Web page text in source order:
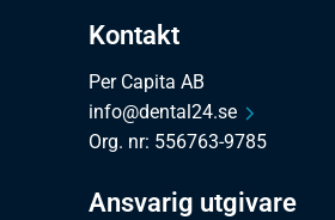
Kontakt
Per Capita AB
info@dental24.se
Org. nr: 556763-9785
Ansvarig utgivare